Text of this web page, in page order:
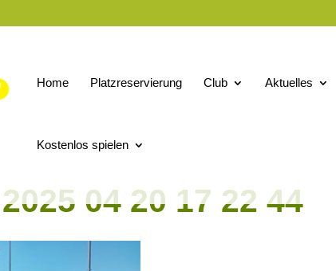
Home Platzreservierung Club Aktuelles
Kostenlos spielen
04 20 17 22 44